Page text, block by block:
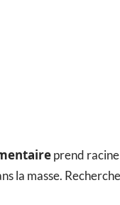
prend
la masse.